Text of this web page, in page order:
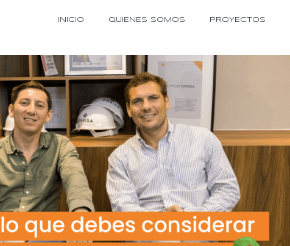
INICIO QUIENES SOMOS PROYECTOS